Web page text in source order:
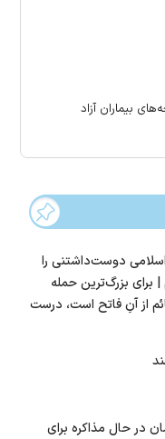
بیماران آزاد
دوست‌داشتنی را
بزرگ‌ترین حمله
از آنِ فاتح است، درست
در حال مذاکره برای